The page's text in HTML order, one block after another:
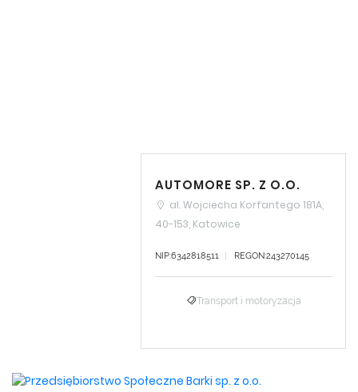
AUTOMORE SP. Z O.O.
al. Wojciecha Korfantego 181A,
40-153, Katowice
NIP:6342818511 REGON:243270145
Transport i motoryzacja